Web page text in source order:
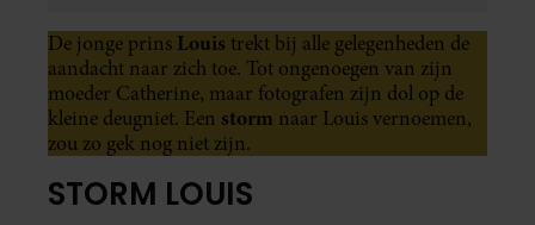
De jonge prins Louis trekt bij alle gelegenheden de
aandacht naar zich toe. Tot ongenoegen van zijn
moeder Catherine, maar fotografen zijn dol op de
kleine deugniet. Een storm naar Louis vernoemen,
zou zo gek nog niet zijn.
STORM LOUIS